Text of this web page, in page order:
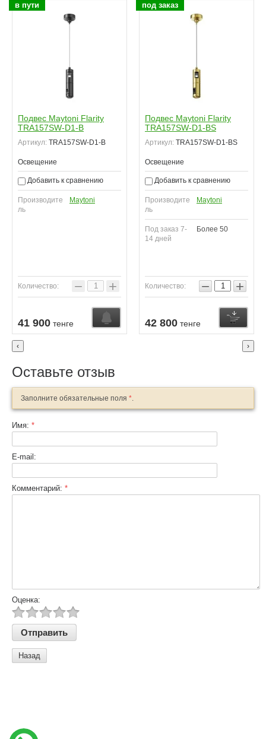
в пути
Подвес Maytoni Flarity
TRA157SW-D1-B
Артикул: TRA157SW-D1-B
Освещение
Добавить к сравнению
Производите
ль
Maytoni
Количество: − +
41 900 тенге
под заказ
Подвес Maytoni Flarity
TRA157SW-D1-BS
Артикул: TRA157SW-D1-BS
Освещение
Добавить к сравнению
Производите
ль
Maytoni
Под заказ 7-
14 дней
Более 50
Количество: − +
42 800 тенге
Узнать о поступлении Купить
‹ ›
Оставьте отзыв
Заполните обязательные поля *
Имя: *
E-mail:
Комментарий: *
Оценка:
Назад